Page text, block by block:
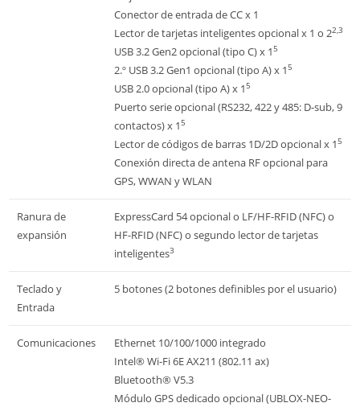
Conector de entrada de CC x 1
Lector de tarjetas inteligentes opcional x 1 o 22,3
USB 3.2 Gen2 opcional (tipo C) x 15
2.º USB 3.2 Gen1 opcional (tipo A) x 15
USB 2.0 opcional (tipo A) x 15
Puerto serie opcional (RS232, 422 y 485: D-sub, 9
contactos) x 15
Lector de códigos de barras 1D/2D opcional x 15
Conexión directa de antena RF opcional para
GPS, WWAN y WLAN
Ranura de
expansión
ExpressCard 54 opcional o LF/HF-RFID (NFC) o
HF-RFID (NFC) o segundo lector de tarjetas
inteligentes3
Teclado y
Entrada
5 botones (2 botones definibles por el usuario)
Comunicaciones
Ethernet 10/100/1000 integrado
Intel® Wi-Fi 6E AX211 (802.11 ax)
Bluetooth® V5.3
Módulo GPS dedicado opcional (UBLOX-NEO-